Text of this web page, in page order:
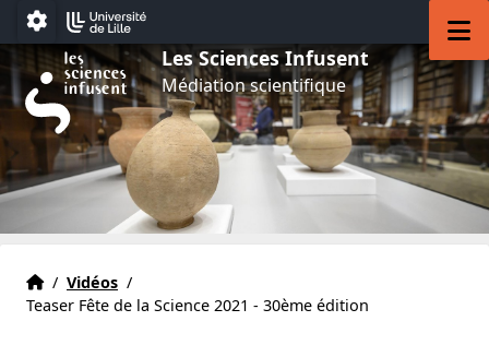
Aller au menu
Aller au contenu
Aller au pied de page
Paramétrage
Les Sciences Infusent
Médiation scientifique
Accueil
Accueil
/ Vidéos /
Teaser Fête de la Science 2021 - 30ème édition